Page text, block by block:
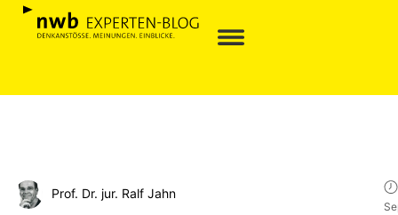
Prof. Dr. jur. Ralf Jahn